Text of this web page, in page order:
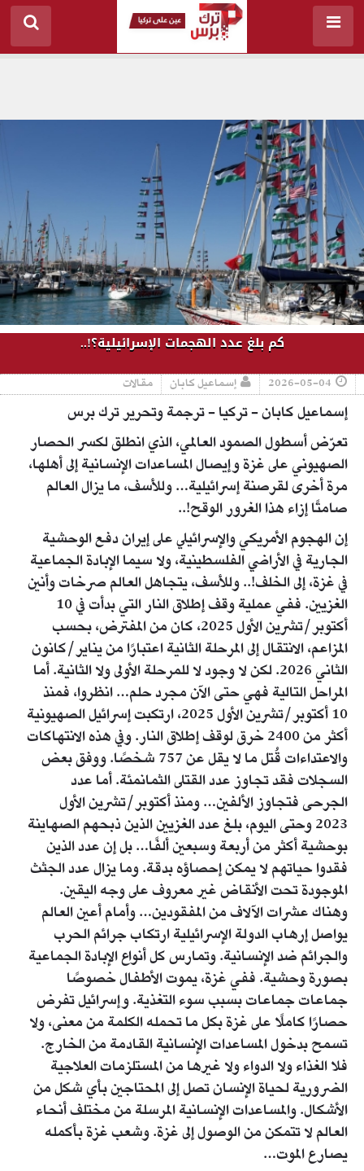
كم بلغ عدد الهجمات الإسرائيلية؟!..
2026-05-04 إسماعيل كابان مقالات
إسماعيل كابان - تركيا - ترجمة وتحرير ترك برس
تعرّض أسطول الصمود العالمي، الذي انطلق لكسر الحصار
الصهيوني على غزة وإيصال المساعدات الإنسانية إلى أهلها،
مرة أخرى لقرصنة إسرائيلية… وللأسف، ما يزال العالم
صامتًا إزاء هذا الغرور الوقح!..
إن الهجوم الأمريكي والإسرائيلي على إيران دفع الوحشية
الجارية في الأراضي الفلسطينية، ولا سيما الإبادة الجماعية
في غزة، إلى الخلف!.. وللأسف، يتجاهل العالم صرخات وأنين
الغزيين. ففي عملية وقف إطلاق النار التي بدأت في 10
أكتوبر/تشرين الأول 2025، كان من المفترض، بحسب
المزاعم، الانتقال إلى المرحلة الثانية اعتبارًا من يناير/كانون
الثاني 2026. لكن لا وجود لا للمرحلة الأولى ولا الثانية. أما
المراحل التالية فهي حتى الآن مجرد حلم… انظروا، فمنذ
10 أكتوبر/تشرين الأول 2025، ارتكبت إسرائيل الصهيونية
أكثر من 2400 خرق لوقف إطلاق النار. وفي هذه الانتهاكات
والاعتداءات قُتل ما لا يقل عن 757 شخصًا. ووفق بعض
السجلات فقد تجاوز عدد القتلى الثمانمئة. أما عدد
الجرحى فتجاوز الألفين… ومنذ أكتوبر/تشرين الأول
2023 وحتى اليوم، بلغ عدد الغزيين الذين ذبحهم الصهاينة
بوحشية أكثر من أربعة وسبعين ألفًا… بل إن عدد الذين
فقدوا حياتهم لا يمكن إحصاؤه بدقة. وما يزال عدد الجثث
الموجودة تحت الأنقاض غير معروف على وجه اليقين.
وهناك عشرات الآلاف من المفقودين… وأمام أعين العالم
يواصل إرهاب الدولة الإسرائيلية ارتكاب جرائم الحرب
والجرائم ضد الإنسانية. وتمارس كل أنواع الإبادة الجماعية
بصورة وحشية. ففي غزة، يموت الأطفال خصوصًا
جماعات جماعات بسبب سوء التغذية. وإسرائيل تفرض
حصارًا كاملًا على غزة بكل ما تحمله الكلمة من معنى، ولا
تسمح بدخول المساعدات الإنسانية القادمة من الخارج.
فلا الغذاء ولا الدواء ولا غيرها من المستلزمات العلاجية
الضرورية لحياة الإنسان تصل إلى المحتاجين بأي شكل من
الأشكال. والمساعدات الإنسانية المرسلة من مختلف أنحاء
العالم لا تتمكن من الوصول إلى غزة. وشعب غزة بأكمله
يصارع الموت…